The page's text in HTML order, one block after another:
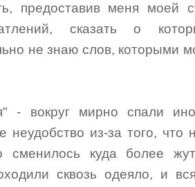
предоставив меня моей
сказать о
не знаю слов, которыми
- вокруг мирно спали
неудобство из-за того, что
сменилось куда более
сквозь одеяло, и